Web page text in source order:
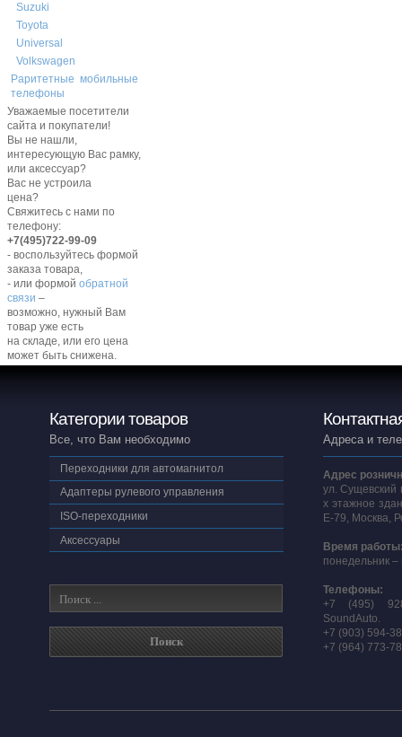
Suzuki
Toyota
Universal
Volkswagen
Раритетные мобильные
телефоны
Уважаемые посетители
сайта и покупатели!
Вы не нашли,
интересующую Вас рамку,
или аксессуар?
Вас не устроила
цена?
Свяжитесь с нами по
телефону:
+7(495)722-99-09
- воспользуйтесь формой
заказа товара,
- или формой обратной
связи –
возможно, нужный Вам
товар уже есть
на складе, или его цена
может быть снижена.
Категории товаров
Все, что Вам необходимо
Переходники для автомагнитол
Адаптеры рулевого управления
ISO-переходники
Аксессуары
Адреса и
Адрес
ул. Сущевский
х этажное
E-79, Москва,
Время
понедельник –
Телефоны:
+7 (495)
SoundAuto.
+7 (903) 594-
+7 (964) 773-